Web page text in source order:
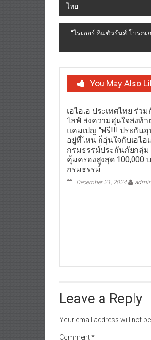
navigation
ไทย
“ไรเดอร์ อินชัวรันส์ โบรก
You May Also
เอไอเอ ประเทศไทย ร่วม
ไลฟ์ ส่งความอุ่นใจส่งท้า
แคมเปญ “ฟรี!!! ประกันอุ
อยู่ที่ไหน ก็อุ่นใจกับเอไอ
กรมธรรม์ประกันภัยกลุ่ม
คุ้มครองสูงสุด 100,000
กรมธรรม์
December 21, 2024 admin
Leave a Reply
Your email address will not be
Comment*